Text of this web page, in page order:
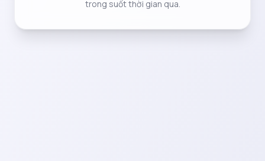
trong suốt thời gian qua.